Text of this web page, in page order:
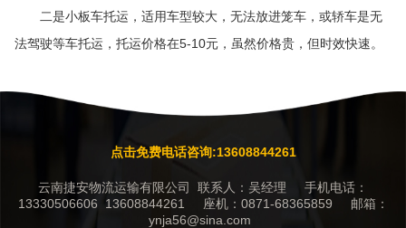
二是小板车托运，适用车型较大，无法放进笼车，或轿车是无
法驾驶等车托运，托运价格在5-10元，虽然价格贵，但时效快速。
点击免费电话咨询:13608844261
云南捷安物流运输有限公司 联系人：吴经理 手机电话：
13330506606 13608844261 座机：0871-68365859 邮箱：
ynja56@sina.com